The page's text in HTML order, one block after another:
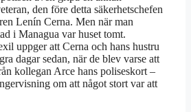
den före detta säkerhetschefen
Lenín Cerna. Men när man
i Managua var huset tomt.
uppger att Cerna och hans hustru
dagar sedan, när de blev varse att
kollegan Arce hans poliseskort –
om att något stort var att